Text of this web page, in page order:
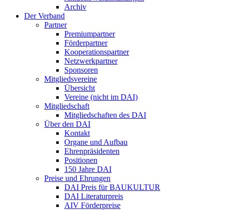
Archiv
Der Verband
Partner
Premiumpartner
Förderpartner
Kooperationspartner
Netzwerkpartner
Sponsoren
Mitgliedsvereine
Übersicht
Vereine (nicht im DAI)
Mitgliedschaft
Mitgliedschaften des DAI
Über den DAI
Kontakt
Organe und Aufbau
Ehrenpräsidenten
Positionen
150 Jahre DAI
Preise und Ehrungen
DAI Preis für BAUKULTUR
DAI Literaturpreis
AIV Förderpreise